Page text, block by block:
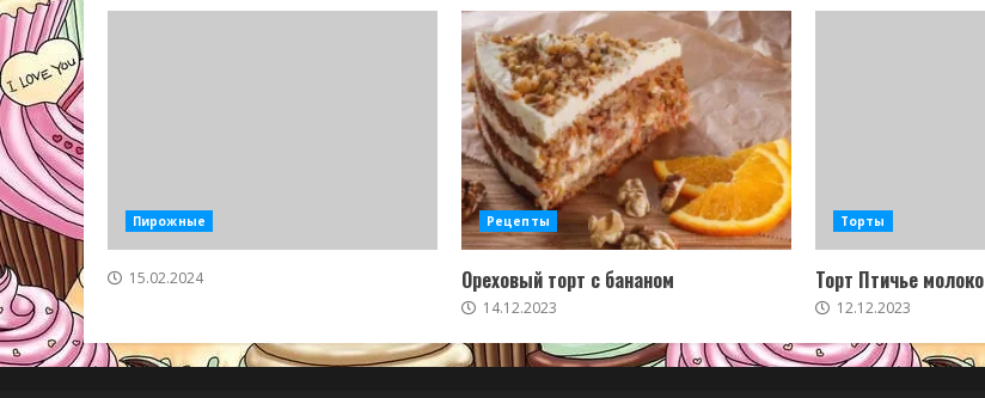
Пирожные
15.02.2024
Рецепты
Ореховый торт с бананом
14.12.2023
Торты
Торт Птичье молоко
12.12.2023